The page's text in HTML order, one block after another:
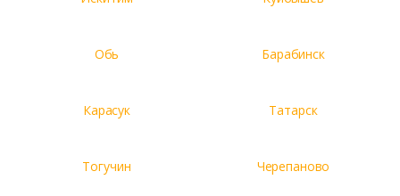
Обь Барабинск
Карасук Татарск
Тогучин Черепаново